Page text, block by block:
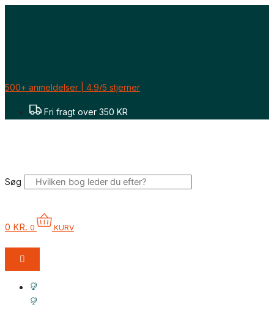
Gå
500+ anmeldelser | 4.9/5 stjerner
Fri fragt over 350 KR
Søg
0 KR. 0 KURV